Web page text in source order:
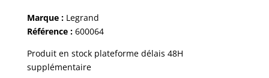
Marque :Legrand
Référence :600064
Produit en stock plateforme délais 48H
supplémentaire